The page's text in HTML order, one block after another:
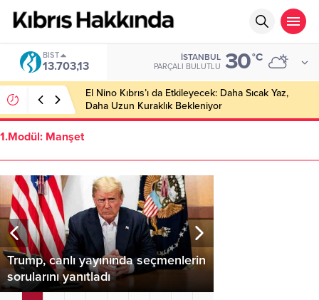
BIST
13.703,13
İSTANBUL
PARÇALI BULUTLU 30°C
El Nino Kıbrıs’ı da Etkileyecek: Daha Sıcak Yaz,
Daha Uzun Kuraklık Bekleniyor
1.Modül: Manşet